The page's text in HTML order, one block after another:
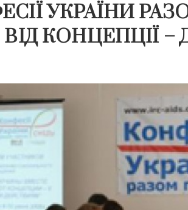
УКРАЇНИ
ВІД КОНЦЕПЦІЇ